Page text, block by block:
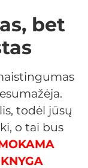
bet
todėl jūsų
o tai bus